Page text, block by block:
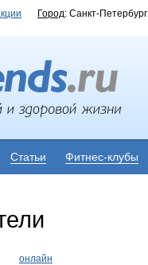
Город: Санкт-Петербург
Статьи Фитнес-клубы
онлайн